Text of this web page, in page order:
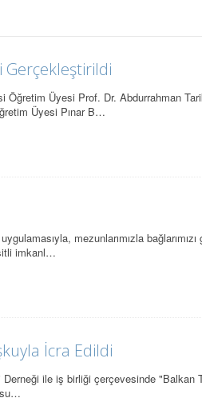
Gerçekleştirildi
Üyesi Prof. Dr. Abdurrahman
Üyesi Pınar B…
mezunlarımızla
imkanl…
İcra Edildi
ile iş birliği çerçevesinde "Balkan